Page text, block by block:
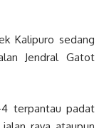
Kalipuro sedang
Jendral Gatot
4 terpantau padat